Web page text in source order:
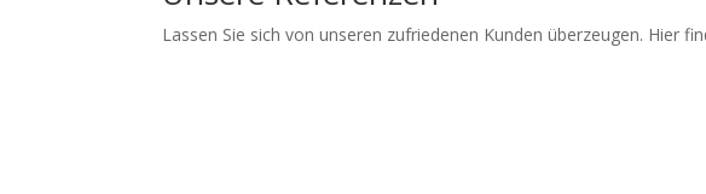
Lassen Sie sich von unseren zufriedenen Kunden überzeugen. Hier